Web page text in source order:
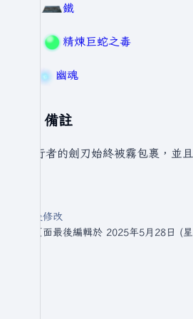
鐵
精煉巨蛇之毒
幽魂
備註
霧行者的劍刃始終被霧包裹，並
最後修改
此頁面最後編輯於 2025年5月28日 (